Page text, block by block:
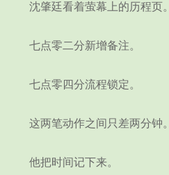
沈肇廷看着萤幕上的历程页。
七点零二分新增备注。
七点零四分流程锁定。
这两笔动作之间只差两分钟。
他把时间记下来。